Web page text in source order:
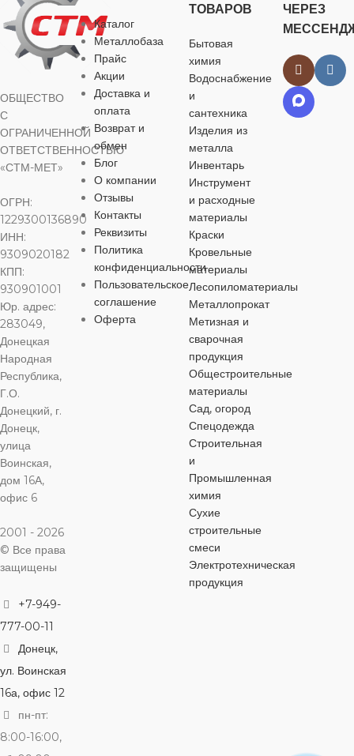
ОБЩЕСТВО
С
ОГРАНИЧЕННОЙ
ОТВЕТСТВЕННОСТЬЮ
«СТМ-МЕТ»
ОГРН:
1229300136890
ИНН:
9309020182
КПП:
930901001
Юр. адрес:
283049,
Донецкая
Народная
Республика,
Г.О.
Донецкий, г.
Донецк,
улица
Воинская,
дом 16А,
офис 6
2001 - 2026
© Все права
защищены
+7-949-
777-00-11
Донецк,
ул. Воинская
16а, офис 12
пн-пт:
8:00-16:00,
Каталог
Металлобаза
Прайс
Акции
Доставка и
оплата
Возврат и
обмен
Блог
О компании
Отзывы
Контакты
Реквизиты
Политика
конфиденциальности
Пользовательское
соглашение
Оферта
ТОВАРОВ
Бытовая
химия
Водоснабжение
и
сантехника
Изделия из
металла
Инвентарь
Инструмент
и расходные
материалы
Краски
Кровельные
материалы
Лесопиломатериалы
Металлопрокат
Метизная и
сварочная
продукция
Общестроительные
материалы
Сад, огород
Спецодежда
Строительная
и
Промышленная
химия
Сухие
строительные
смеси
Электротехническая
продукция
ЧЕРЕЗ